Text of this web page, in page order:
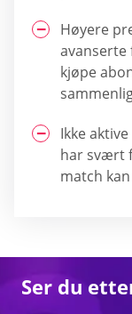
Høyere
avanserte
kjøpe
Ikke
har svært
match
Ser du